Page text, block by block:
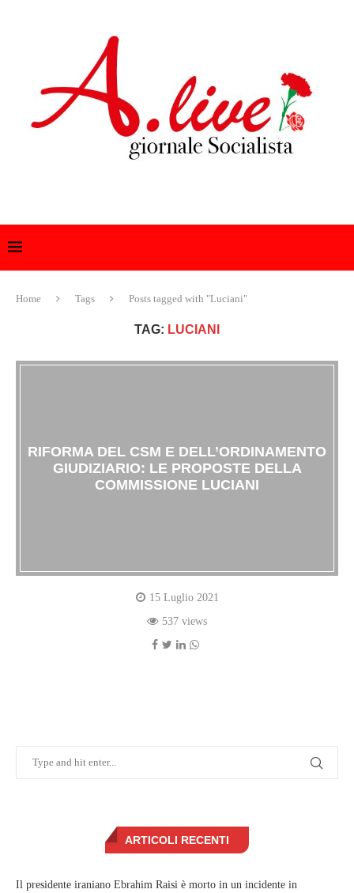
Home Tags Posts tagged with "Luciani"
TAG: LUCIANI
RIFORMA DEL CSM E DELL’ORDINAMENTO
GIUDIZIARIO: LE PROPOSTE DELLA
COMMISSIONE LUCIANI
15 Luglio 2021
537 views
ARTICOLI RECENTI
Il presidente iraniano Ebrahim Raisi è morto in un incidente in